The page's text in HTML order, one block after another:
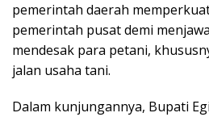
pemerintah daerah
pemerintah pusat demi
mendesak para petani,
jalan usaha tani.
Dalam kunjungannya, Bupati